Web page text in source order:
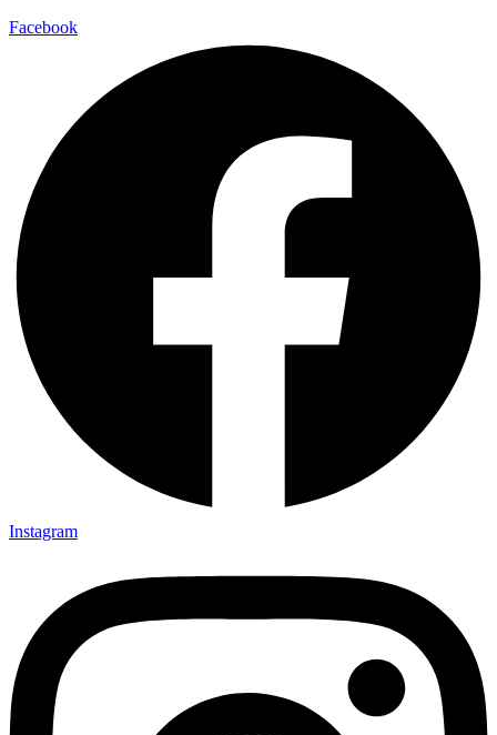
Facebook
Instagram